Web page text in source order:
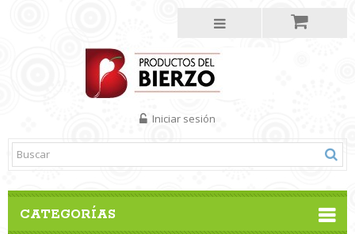
CATEGORÍAS
Iniciar sesión